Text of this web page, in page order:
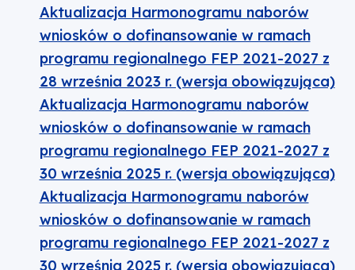
Aktualizacja Harmonogramu naborów
wniosków o dofinansowanie w ramach
programu regionalnego FEP 2021-2027 z
28 września 2023 r. (wersja obowiązująca)
Aktualizacja Harmonogramu naborów
wniosków o dofinansowanie w ramach
programu regionalnego FEP 2021-2027 z
30 września 2025 r. (wersja obowiązująca)
Aktualizacja Harmonogramu naborów
wniosków o dofinansowanie w ramach
programu regionalnego FEP 2021-2027 z
30 września 2025 r. (wersja obowiązująca)